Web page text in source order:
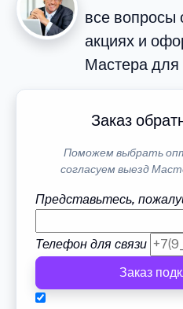
все вопросы
акциях и
Мастера
Заказ
Поможем выбрать
согласуем выезд
Представьтесь,
Телефон для связи
Заказ